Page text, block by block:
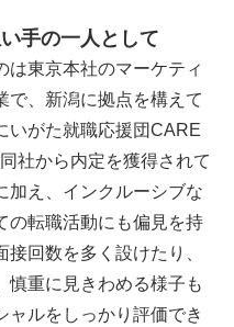
手の一人として
は東京本社のマーケティ
で、新潟に拠点を構えて
いがた就職応援団CARE
社から内定を獲得されて
加え、インクルーシブな
の転職活動にも偏見を持
回数を多く設けたり、
慎重に見きわめる様子も
ャルをしっかり評価でき